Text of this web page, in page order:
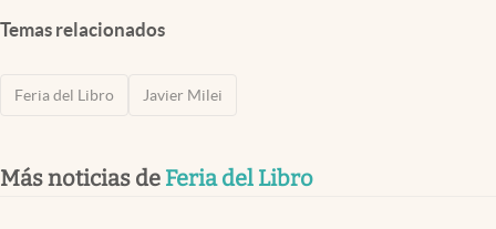
Temas relacionados
Feria del Libro Javier Milei
Más noticias de Feria del Libro